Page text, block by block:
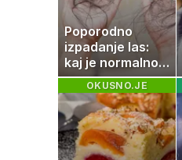
Poporodno
izpadanje las:
kaj je normalno
in kako si
pomagati
OKUSNO.JE